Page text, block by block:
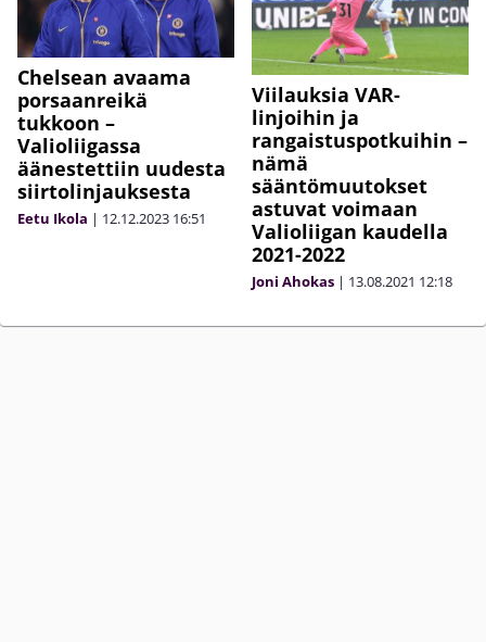
Chelsean avaama
porsaanreikä
tukkoon –
Valioliigassa
äänestettiin uudesta
siirtolinjauksesta
Eetu Ikola | 12.12.2023 16:51
Viilauksia VAR-
linjoihin ja
rangaistuspotkuihin –
nämä
sääntömuutokset
astuvat voimaan
Valioliigan kaudella
2021-2022
Joni Ahokas | 13.08.2021 12:18